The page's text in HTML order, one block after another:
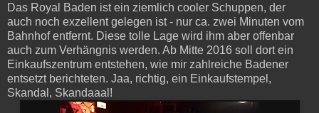
Das Royal Baden ist ein ziemlich cooler Schuppen, der
auch noch exzellent gelegen ist - nur ca. zwei Minuten vom
Bahnhof entfernt. Diese tolle Lage wird ihm aber offenbar
auch zum Verhängnis werden. Ab Mitte 2016 soll dort ein
Einkaufszentrum entstehen, wie mir zahlreiche Badener
entsetzt berichteten. Jaa, richtig, ein Einkaufstempel,
Skandal, Skandaaal!